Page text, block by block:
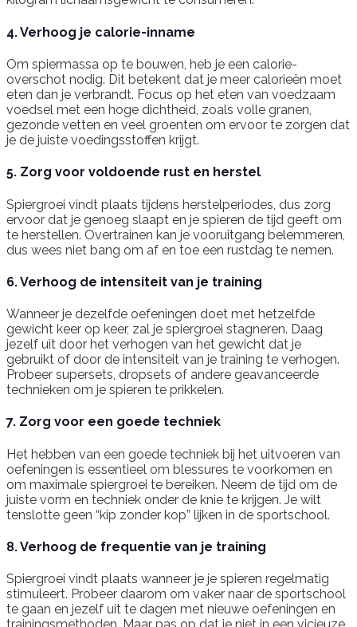
4. Verhoog je calorie-inname
Om spiermassa op te bouwen, heb je een calorie-
overschot nodig. Dit betekent dat je meer calorieën moet
eten dan je verbrandt. Focus op het eten van voedzaam
voedsel met een hoge dichtheid, zoals volle granen,
gezonde vetten en veel groenten om ervoor te zorgen dat
je de juiste voedingsstoffen krijgt.
5. Zorg voor voldoende rust en herstel
Spiergroei vindt plaats tijdens herstelperiodes, dus zorg
ervoor dat je genoeg slaapt en je spieren de tijd geeft om
te herstellen. Overtrainen kan je vooruitgang belemmeren,
dus wees niet bang om af en toe een rustdag te nemen.
6. Verhoog de intensiteit van je training
Wanneer je dezelfde oefeningen doet met hetzelfde
gewicht keer op keer, zal je spiergroei stagneren. Daag
jezelf uit door het verhogen van het gewicht dat je
gebruikt of door de intensiteit van je training te verhogen.
Probeer supersets, dropsets of andere geavanceerde
technieken om je spieren te prikkelen.
7. Zorg voor een goede techniek
Het hebben van een goede techniek bij het uitvoeren van
oefeningen is essentieel om blessures te voorkomen en
om maximale spiergroei te bereiken. Neem de tijd om de
juiste vorm en techniek onder de knie te krijgen. Je wilt
tenslotte geen “kip zonder kop” lijken in de sportschool.
8. Verhoog de frequentie van je training
Spiergroei vindt plaats wanneer je je spieren regelmatig
stimuleert. Probeer daarom om vaker naar de sportschool
te gaan en jezelf uit te dagen met nieuwe oefeningen en